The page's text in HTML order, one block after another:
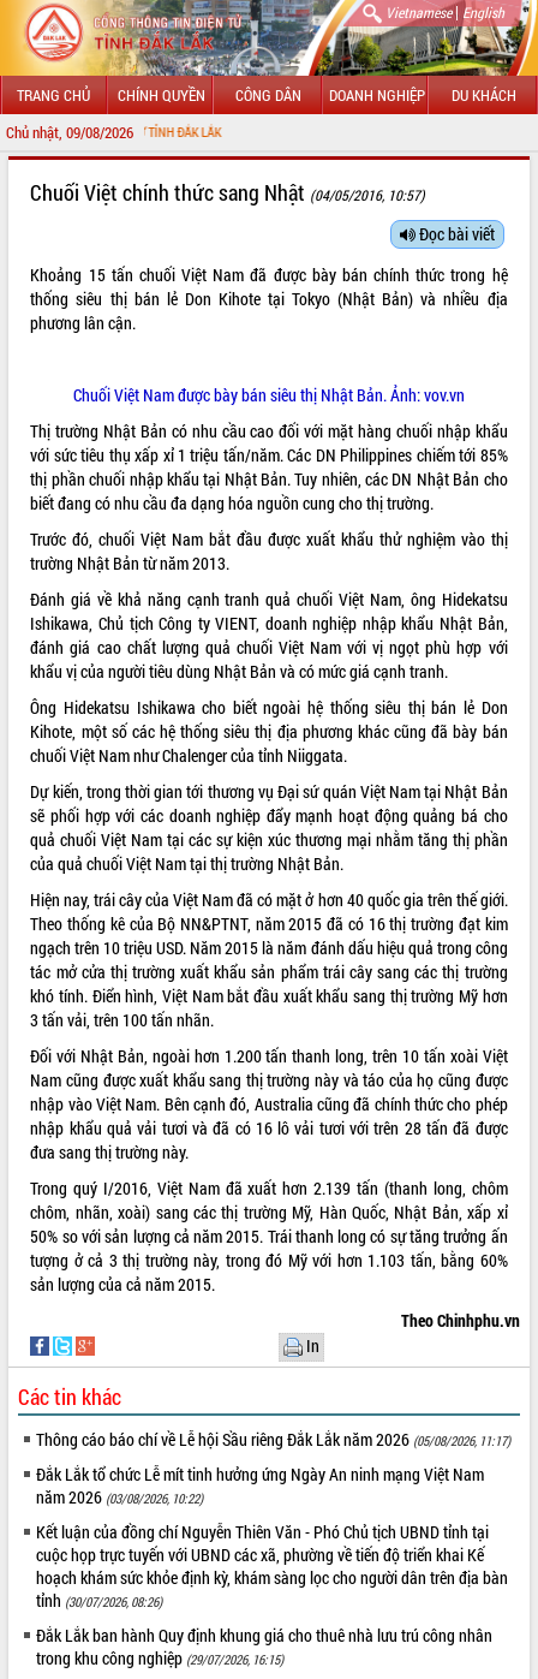
Vietnamese| English
TRANG CHỦ CHÍNH QUYỀN CÔNG DÂN DOANH NGHIỆP DU KHÁCH
Chủ nhật, 09/08/2026
TIN ĐIỆN TỬ TỈNH ĐẮK LẮK
TIN TỨC SỰ KIỆN
SỞ, BAN, NGÀNH
THÔNG TIN CHỈ ĐẠO ĐIỀU HÀNH
HỆ THỐNG VĂN BẢN
ĐIỂM TIN VĂN BẢN
QUY HOẠCH - KẾ HOẠCH
VIDEO
Không có file video nào để phát.
ALBUM ẢNH
LIÊN KẾT WEB
THỐNG KÊ TRUY CẬP
Hôm nay: 25751
Tất cả: 66111419
Chuối Việt chính thức sang Nhật (04/05/2016, 10:57)
Đọc bài viết
Khoảng 15 tấn chuối Việt Nam đã được bày bán chính thức trong hệ
thống siêu thị bán lẻ Don Kihote tại Tokyo (Nhật Bản) và nhiều địa
phương lân cận.
Chuối Việt Nam được bày bán siêu thị Nhật Bản. Ảnh: vov.vn
Thị trường Nhật Bản có nhu cầu cao đối với mặt hàng chuối nhập khẩu
với sức tiêu thụ xấp xỉ 1 triệu tấn/năm. Các DN Philippines chiếm tới 85%
thị phần chuối nhập khẩu tại Nhật Bản. Tuy nhiên, các DN Nhật Bản cho
biết đang có nhu cầu đa dạng hóa nguồn cung cho thị trường.
Trước đó, chuối Việt Nam bắt đầu được xuất khẩu thử nghiệm vào thị
trường Nhật Bản từ năm 2013.
Đánh giá về khả năng cạnh tranh quả chuối Việt Nam, ông Hidekatsu
Ishikawa, Chủ tịch Công ty VIENT, doanh nghiệp nhập khẩu Nhật Bản,
đánh giá cao chất lượng quả chuối Việt Nam với vị ngọt phù hợp với
khẩu vị của người tiêu dùng Nhật Bản và có mức giá cạnh tranh.
Ông Hidekatsu Ishikawa cho biết ngoài hệ thống siêu thị bán lẻ Don
Kihote, một số các hệ thống siêu thị địa phương khác cũng đã bày bán
chuối Việt Nam như Chalenger của tỉnh Niiggata.
Dự kiến, trong thời gian tới thương vụ Đại sứ quán Việt Nam tại Nhật Bản
sẽ phối hợp với các doanh nghiệp đẩy mạnh hoạt động quảng bá cho
quả chuối Việt Nam tại các sự kiện xúc thương mại nhằm tăng thị phần
của quả chuối Việt Nam tại thị trường Nhật Bản.
Hiện nay, trái cây của Việt Nam đã có mặt ở hơn 40 quốc gia trên thế giới.
Theo thống kê của Bộ NN&PTNT, năm 2015 đã có 16 thị trường đạt kim
ngạch trên 10 triệu USD. Năm 2015 là năm đánh dấu hiệu quả trong công
tác mở cửa thị trường xuất khẩu sản phẩm trái cây sang các thị trường
khó tính. Điển hình, Việt Nam bắt đầu xuất khẩu sang thị trường Mỹ hơn
3 tấn vải, trên 100 tấn nhãn.
Đối với Nhật Bản, ngoài hơn 1.200 tấn thanh long, trên 10 tấn xoài Việt
Nam cũng được xuất khẩu sang thị trường này và táo của họ cũng được
nhập vào Việt Nam. Bên cạnh đó, Australia cũng đã chính thức cho phép
nhập khẩu quả vải tươi và đã có 16 lô vải tươi với trên 28 tấn đã được
đưa sang thị trường này.
Trong quý I/2016, Việt Nam đã xuất hơn 2.139 tấn (thanh long, chôm
chôm, nhãn, xoài) sang các thị trường Mỹ, Hàn Quốc, Nhật Bản, xấp xỉ
50% so với sản lượng cả năm 2015. Trái thanh long có sự tăng trưởng ấn
tượng ở cả 3 thị trường này, trong đó Mỹ với hơn 1.103 tấn, bằng 60%
sản lượng của cả năm 2015.
Theo Chinhphu.vn
In
Các tin khác
Thông cáo báo chí về Lễ hội Sầu riêng Đắk Lắk năm 2026 (05/08/2026, 11:17)
Đắk Lắk tổ chức Lễ mít tinh hưởng ứng Ngày An ninh mạng Việt Nam
năm 2026 (03/08/2026, 10:22)
Kết luận của đồng chí Nguyễn Thiên Văn - Phó Chủ tịch UBND tỉnh tại
cuộc họp trực tuyến với UBND các xã, phường về tiến độ triển khai Kế
hoạch khám sức khỏe định kỳ, khám sàng lọc cho người dân trên địa bàn
tỉnh (30/07/2026, 08:26)
Đắk Lắk ban hành Quy định khung giá cho thuê nhà lưu trú công nhân
trong khu công nghiệp (29/07/2026, 16:15)